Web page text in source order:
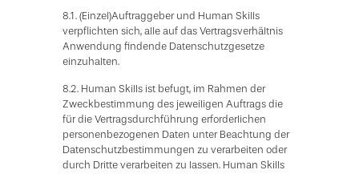
8.1. (Einzel)Auftraggeber und Human Skills
verpflichten sich, alle auf das Vertragsverhältnis
Anwendung findende Datenschutzgesetze
einzuhalten.
8.2. Human Skills ist befugt, im Rahmen der
Zweckbestimmung des jeweiligen Auftrags die
für die Vertragsdurchführung erforderlichen
personenbezogenen Daten unter Beachtung der
Datenschutzbestimmungen zu verarbeiten oder
durch Dritte verarbeiten zu lassen. Human Skills